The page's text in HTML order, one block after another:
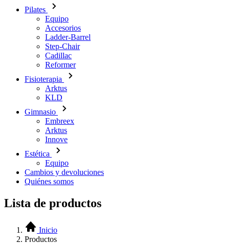
Pilates
Equipo
Accesorios
Ladder-Barrel
Step-Chair
Cadillac
Reformer
Fisioterapia
Arktus
KLD
Gimnasio
Embreex
Arktus
Innove
Estética
Equipo
Cambios y devoluciones
Quiénes somos
Lista de productos
Inicio
Productos